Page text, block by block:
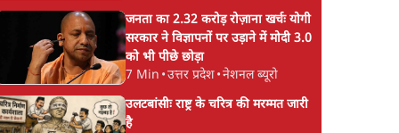
जनता का 2.32 करोड़ रोज़ाना खर्चः योगी
सरकार ने विज्ञापनों पर उड़ाने में मोदी 3.0
को भी पीछे छोड़ा
7 Min •उत्तर प्रदेश•नेशनल ब्यूरो
उलटबांसीः राष्ट्र के चरित्र की मरम्मत जारी
है